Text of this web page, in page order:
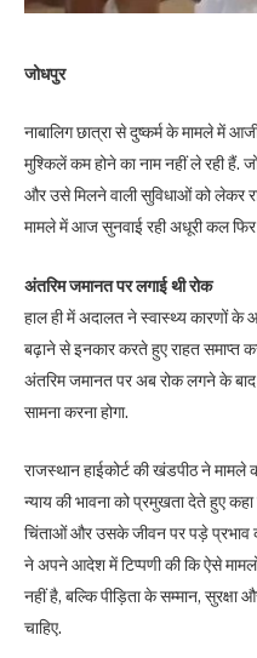
जोधपुर
नाबालिग छात्रा से दुष्कर्म के मामले में
मुश्किलें कम होने का नाम नहीं ले रही
और उसे मिलने वाली सुविधाओं को लेकर
मामले में आज सुनवाई रही अधूरी कल फिर
अंतरिम जमानत पर लगाई थी रोक
हाल ही में अदालत ने स्वास्थ्य कारणों
बढ़ाने से इनकार करते हुए राहत समाप्त
अंतरिम जमानत पर अब रोक लगने के बाद
सामना करना होगा.
राजस्थान हाईकोर्ट की खंडपीठ ने मामले
न्याय की भावना को प्रमुखता देते हुए
चिंताओं और उसके जीवन पर पड़े प्रभाव
ने अपने आदेश में टिप्पणी की कि ऐसे
नहीं है, बल्कि पीड़िता के सम्मान, सुरक्षा
चाहिए.